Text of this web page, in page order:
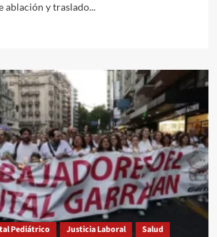
ablación y traslado...
Pediátrico Justicia Laboral Salud